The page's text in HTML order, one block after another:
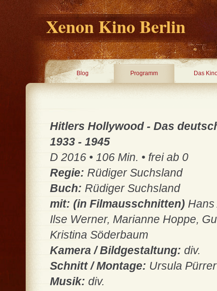
Xenon Kino Berlin
Blog Programm Das
Hitlers Hollywood - Das
1933 - 1945
D 2016 • 106 Min. • frei ab 0
Regie: Rüdiger Suchsland
Buch: Rüdiger Suchsland
mit: (in Filmausschnitten)
Ilse Werner, Marianne Hoppe,
Kristina Söderbaum
Kamera / Bildgestaltung: div.
Schnitt / Montage: Ursula Pürrer
Musik: div.